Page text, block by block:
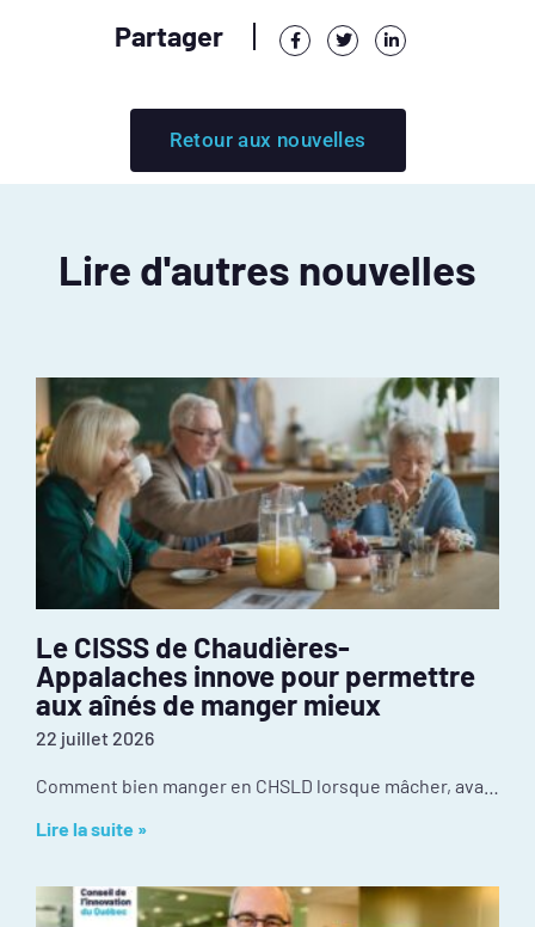
Partager
Retour aux nouvelles
Lire d'autres nouvelles
Le CISSS de Chaudières-
Appalaches innove pour permettre
aux aînés de manger mieux
22 juillet 2026
Lire la suite »